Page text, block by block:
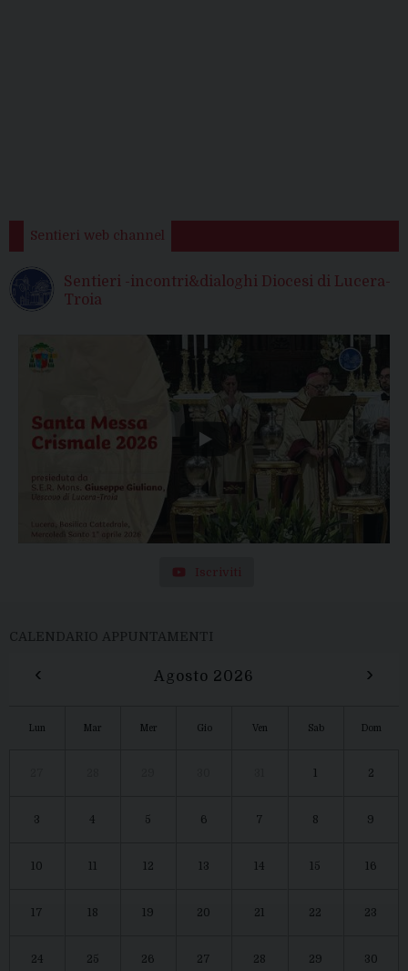
Sentieri web channel
Sentieri -incontri&dialoghi Diocesi di Lucera-
Troia
Iscriviti
CALENDARIO APPUNTAMENTI
‹ Agosto 2026 ›
Lun Mar Mer Gio Ven Sab Dom
1 2
3 4 5 6 7 8 9
10 11 12 13 14 15 16
17 18 19 20 21 22 23
24 25 26 27 28 29 30